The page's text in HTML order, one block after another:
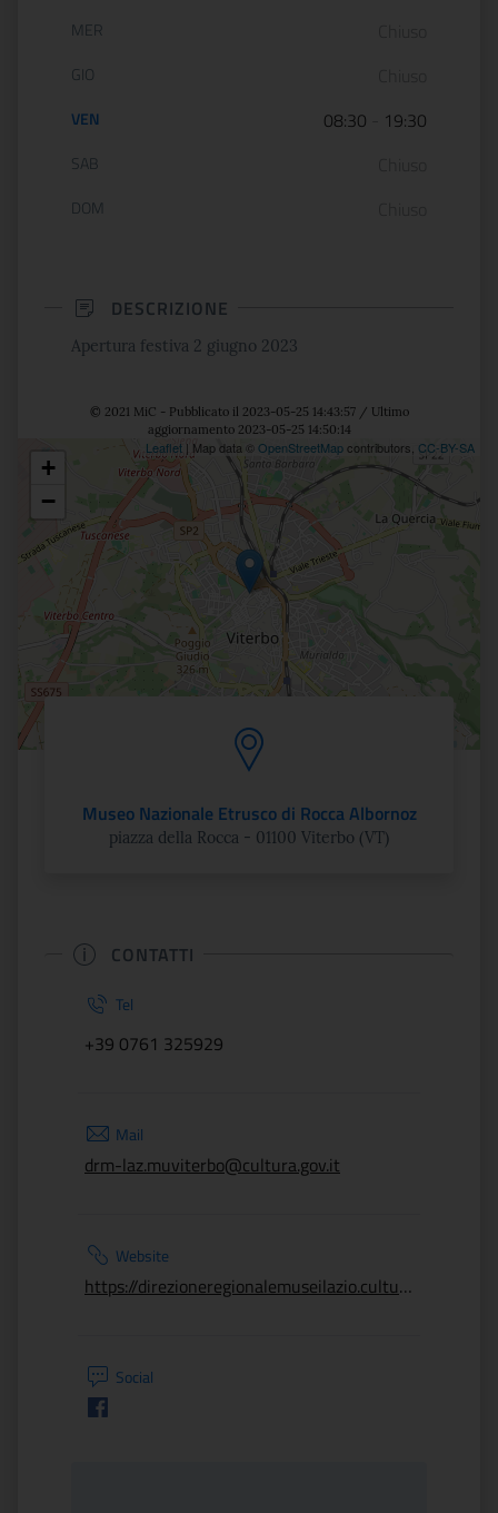
MER
GIO
VEN 08:30 19:30
SAB
DOM
DESCRIZIONE
Apertura festiva 2 giugno 2023
© 2021 MiC - Pubblicato il 2023-05-25 14:43:57 / Ultimo
aggiornamento 2023-05-25 14:50:14
Posizione
+
−
Leaflet | Map data © OpenStreetMapcontributors, CC-BY-SA
Museo Nazionale Etrusco di Rocca Albornoz
piazza della Rocca - 01100 Viterbo (VT)
CONTATTI
Tel
+39 0761 325929
Mail
drm-laz.muviterbo@cultura.gov.it
Website
https://direzioneregionalemuseilazio.cultura.gov.it/luoghi/museo-nazionale-etrusco-rocca-albornoz/
Social
Facebook